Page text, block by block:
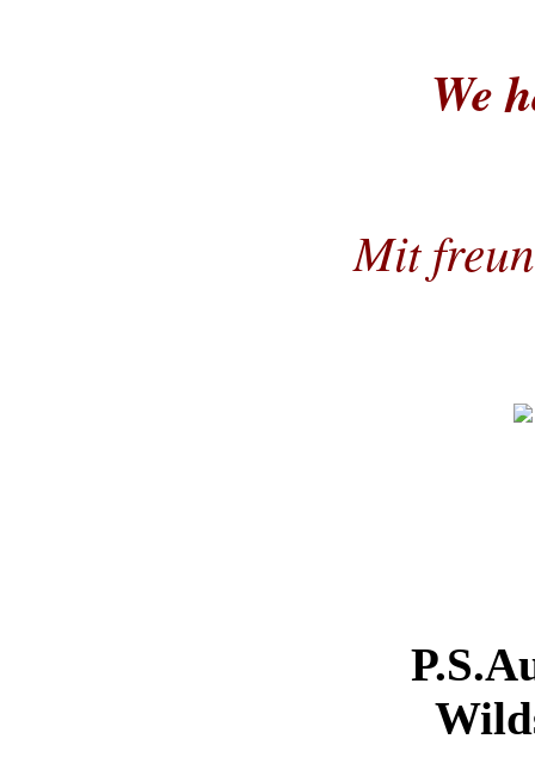
We
Mit
P.S.